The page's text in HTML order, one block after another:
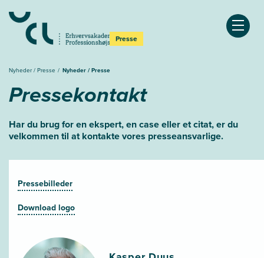
Presse Åben
Nyheder / Presse Nyheder / Presse
Pressekontakt
Har du brug for en ekspert, en case eller et citat, er du
velkommen til at kontakte vores presseansvarlige.
Pressebilleder
Download logo